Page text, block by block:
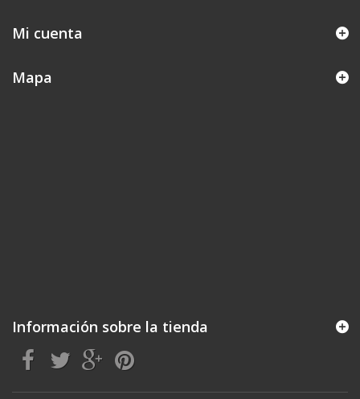
Mi cuenta
Mapa
Información sobre la tienda